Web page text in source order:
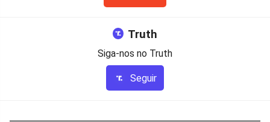
Truth
Siga-nos no Truth
Seguir